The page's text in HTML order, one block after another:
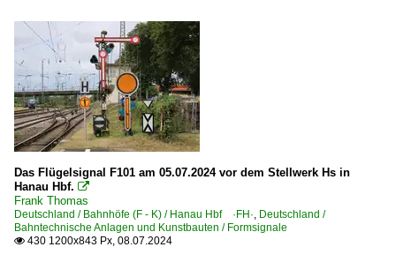
Das Flügelsignal F101 am 05.07.2024 vor dem Stellwerk Hs in
Hanau Hbf. 
Frank Thomas
Deutschland / Bahnhöfe (F - K) / Hanau Hbf ·FH· Deutschland /
Bahntechnische Anlagen und Kunstbauten / Formsignale
 430 1200x843 Px, 08.07.2024